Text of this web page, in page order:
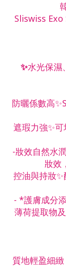
Sliswiss
✨水光保濕
防曬係數高
遮瑕力強✨
-妝效自然水
妝效
控油與持妝
- *護膚成分
薄荷提取物
質地輕盈細緻